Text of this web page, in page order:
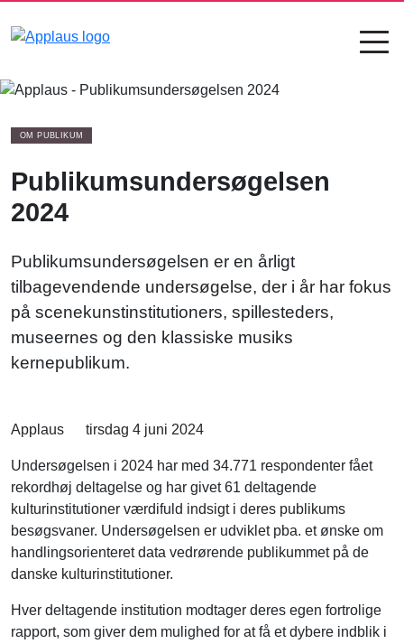
OM PUBLIKUM
Publikumsundersøgelsen
2024
Publikumsundersøgelsen er en årligt
tilbagevendende undersøgelse, der i år har fokus
på scenekunstinstitutioners, spillesteders,
museernes og den klassiske musiks
kernepublikum.
Applaus tirsdag 4 juni 2024
Undersøgelsen i 2024 har med 34.771 respondenter fået
rekordhøj deltagelse og har givet 61 deltagende
kulturinstitutioner værdifuld indsigt i deres publikums
besøgsvaner. Undersøgelsen er udviklet pba. et ønske om
handlingsorienteret data vedrørende publikummet på de
danske kulturinstitutioner.
Hver deltagende institution modtager deres egen fortrolige
rapport, som giver dem mulighed for at få et dybere indblik i